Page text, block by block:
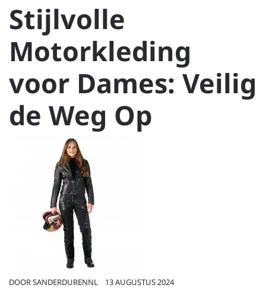
Stijlvolle
Motorkleding
voor Dames: Veilig
de Weg Op
DOORSANDERDURENNL 13 AUGUSTUS 2024